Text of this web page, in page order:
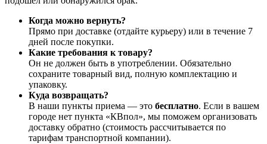
Когда можно вернуть?
Прямо при доставке (отдайте курьеру) или в течение 7
дней после покупки.
Какие требования к товару?
Он не должен быть в употреблении. Обязательно
сохраните товарный вид, полную комплектацию и
упаковку.
Куда возвращать?
В наши пункты приема — это бесплатно. Если в вашем
городе нет пункта «КВпол», мы поможем организовать
доставку обратно (стоимость рассчитывается по
тарифам транспортной компании).